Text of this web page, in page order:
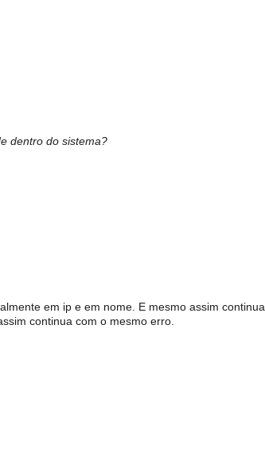
dentro do sistema?
em ip e em nome. E mesmo assim continua
continua com o mesmo erro.